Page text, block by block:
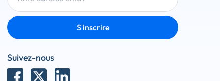
S'inscrire
Suivez-nous